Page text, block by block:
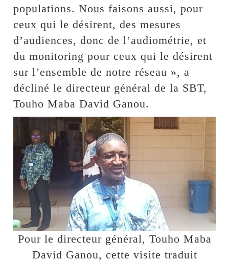
populations. Nous faisons aussi, pour
ceux qui le désirent, des mesures
d’audiences, donc de l’audiométrie, et
du monitoring pour ceux qui le désirent
sur l’ensemble de notre réseau », a
décliné le directeur général de la SBT,
Touho Maba David Ganou.
Pour le directeur général, Touho Maba
David Ganou, cette visite traduit